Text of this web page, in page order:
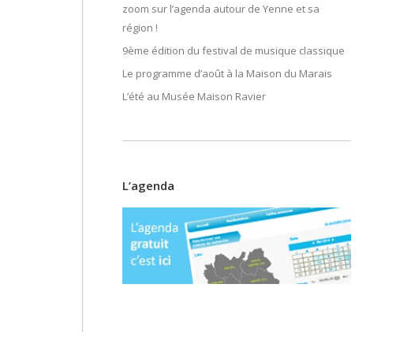
zoom sur l’agenda autour de Yenne et sa
région !
9ème édition du festival de musique classique
Le programme d’août à la Maison du Marais
L’été au Musée Maison Ravier
L’agenda